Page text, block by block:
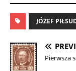
JÓZEF
Pierwsza